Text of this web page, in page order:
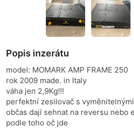
Popis inzerátu
model: MOMARK AMP FRAME 250
rok 2009 made. in Italy
váha jen 2,9Kg!!!
perfektní zesilovač s
občas dají sehnat na reversu nebo
podle toho oč jde